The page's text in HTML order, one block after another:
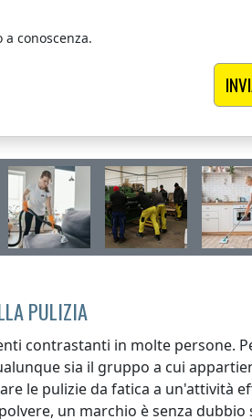
a conoscenza.
PULIZIA
contrastanti in molte persone.
sia il gruppo a cui
le pulizie da fatica a un'attività
un marchio è senza dubbio